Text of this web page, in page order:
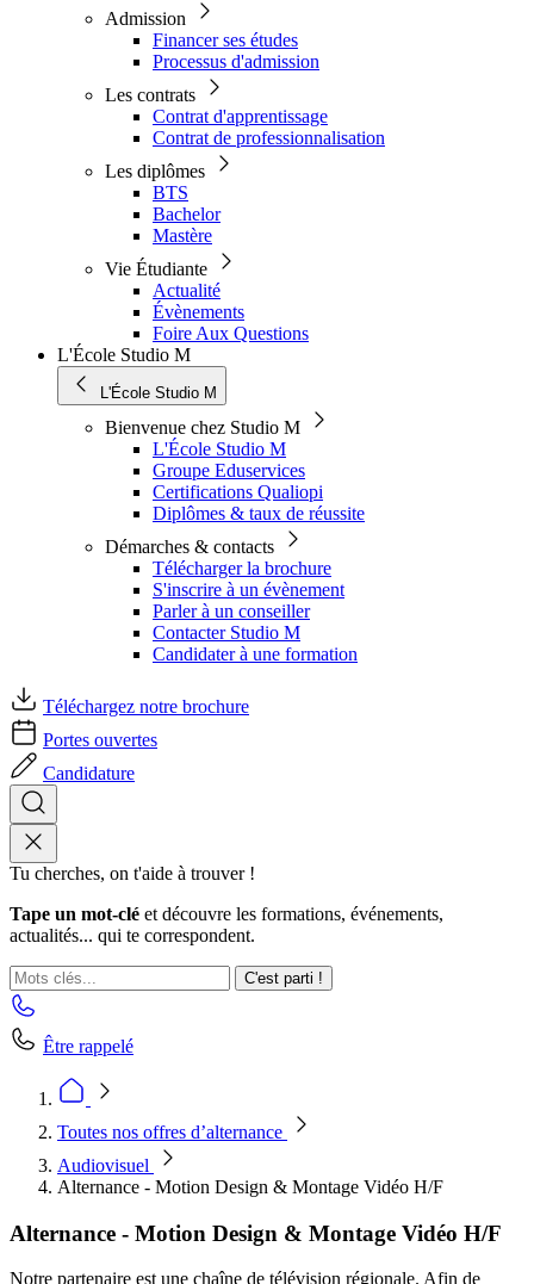
Admission
Financer ses études
Processus d'admission
Les contrats
Contrat d'apprentissage
Contrat de professionnalisation
Les diplômes
BTS
Bachelor
Mastère
Vie Étudiante
Actualité
Évènements
Foire Aux Questions
L'École Studio M
L'École Studio M
Bienvenue chez Studio M
L'École Studio M
Groupe Eduservices
Certifications Qualiopi
Diplômes & taux de réussite
Démarches & contacts
Télécharger la brochure
S'inscrire à un évènement
Parler à un conseiller
Contacter Studio M
Candidater à une formation
Téléchargez notre brochure
Portes ouvertes
Candidature
Tu cherches, on t'aide à trouver !
Tape un mot-clé et découvre les formations, événements,
actualités... qui te correspondent.
C'est parti !
Être rappelé
Toutes nos offres d’alternance
Audiovisuel
Alternance - Motion Design & Montage Vidéo H/F
Alternance - Motion Design & Montage Vidéo H/F
Notre partenaire est une chaîne de télévision régionale. Afin de